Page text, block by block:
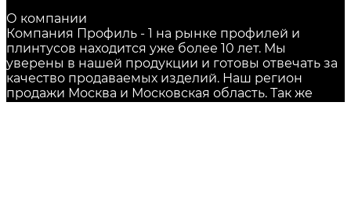
О компании
Компания Профиль - 1 на рынке профилей и
плинтусов находится уже более 10 лет. Мы
уверены в нашей продукции и готовы отвечать за
качество продаваемых изделий. Наш регион
продажи Москва и Московская область. Так же